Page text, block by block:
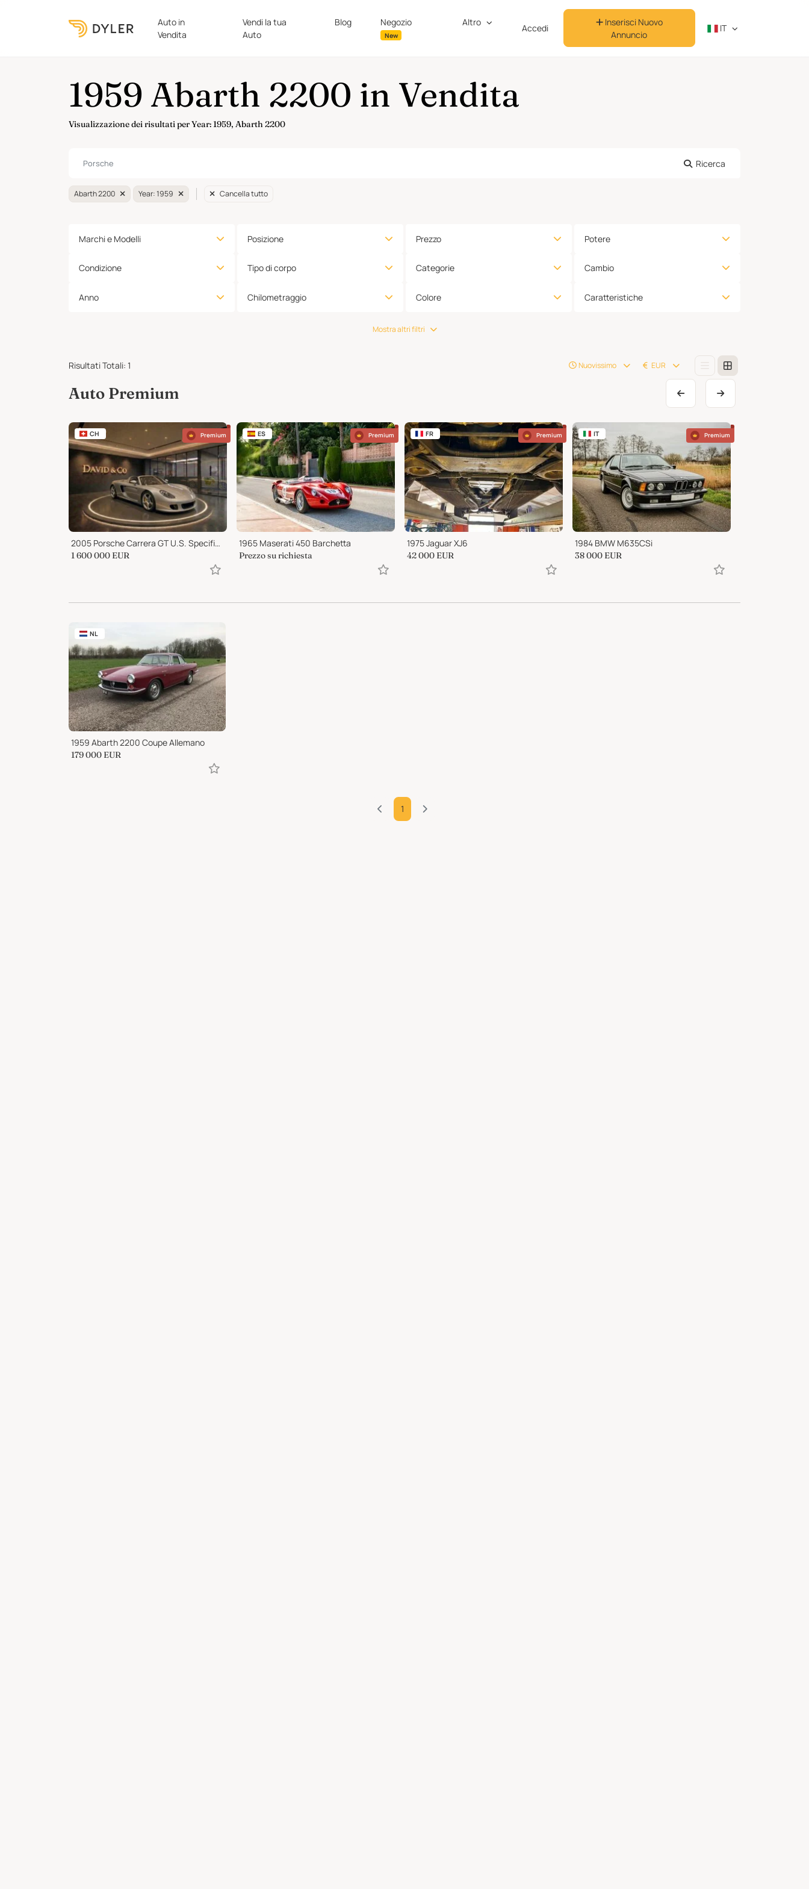
Auto in
Vendita
Vendi la tua
Auto
Blog Negozio
New
Altro
Accedi
Inserisci Nuovo
Annuncio
IT
1959 Abarth 2200 in Vendita
Visualizzazione dei risultati per Year: 1959, Abarth 2200
Ricerca
Abarth 2200 Year: 1959 Cancella tutto
Marchi e Modelli
Condizione
Anno
Posizione
Tipo di corpo
Chilometraggio
Prezzo
Categorie
Colore
Potere
Cambio
Caratteristiche
Mostra altri filtri
Risultati Totali: 1 Nuovissimo EUR
Auto Premium
CH Premium
2005 Porsche Carrera GT U.S. Specification
1 600 000 EUR
ES Premium
1965 Maserati 450 Barchetta
Prezzo su richiesta
FR Premium
1975 Jaguar XJ6
42 000 EUR
IT Premium
1984 BMW M635CSi
38 000 EUR
NL
1959 Abarth 2200 Coupe Allemano
179 000 EUR
1